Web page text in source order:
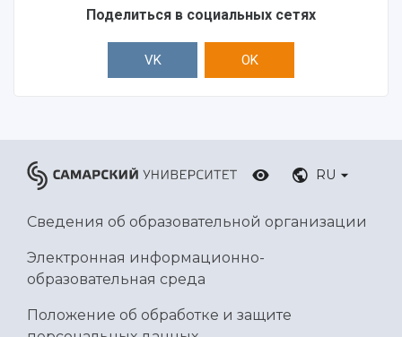
Поделиться в социальных сетях
VK OK
RU
Сведения об образовательной организации
Электронная информационно-
образовательная среда
Положение об обработке и защите